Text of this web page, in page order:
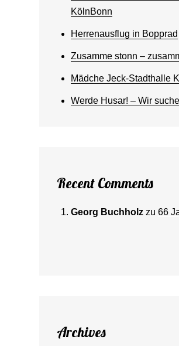
KölnBonn
Herrenausflug in Bopprad
Zusamme stonn –
Mädche Jeck-Stadthalle
Werde Husar! – Wir
Recent Comments
Georg Buchholz zu66
Archives